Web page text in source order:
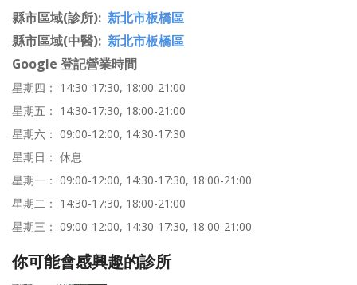
縣市區域(診所) 新北市板橋區
縣市區域(中醫) 新北市板橋區
Google 登記營業時間
星期四： 14:30-17:30, 18:00-21:00
星期五： 14:30-17:30, 18:00-21:00
星期六： 09:00-12:00, 14:30-17:30
星期日： 休息
星期一： 09:00-12:00, 14:30-17:30, 18:00-21:00
星期二： 14:30-17:30, 18:00-21:00
星期三： 09:00-12:00, 14:30-17:30, 18:00-21:00
你可能會感興趣的診所